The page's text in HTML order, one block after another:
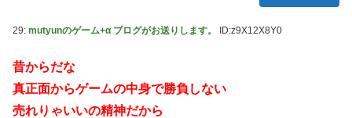
29: mutyunのゲーム+α ブログがお送りします。 ID:z9X12X8Y0
昔からだな
真正面からゲームの中身で勝負しない
売れりゃいいの精神だから